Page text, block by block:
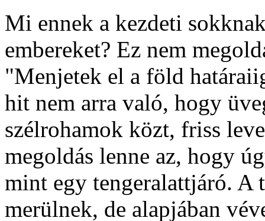
Mi ennek a kezdeti
embereket? Ez nem
"Menjetek el a föld
hit nem arra való, hogy
szélrohamok közt, friss
megoldás lenne az, hogy
mint egy tengeralattjáró. A
merülnek, de alapjában